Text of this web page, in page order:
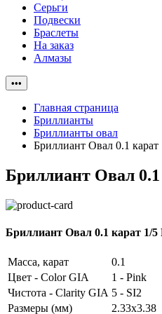
Серьги
Подвески
Браслеты
На заказ
Алмазы
•••
Главная страница
Бриллианты
Бриллианты овал
Бриллиант Овал 0.1 карат
Бриллиант Овал
Бриллиант Овал 0.1 карат 1/5
Масса, карат
0.1
Цвет - Color GIA
1 - Pink
Чистота - Clarity GIA 5 - SI2
Размеры (мм)
2.33x3.38